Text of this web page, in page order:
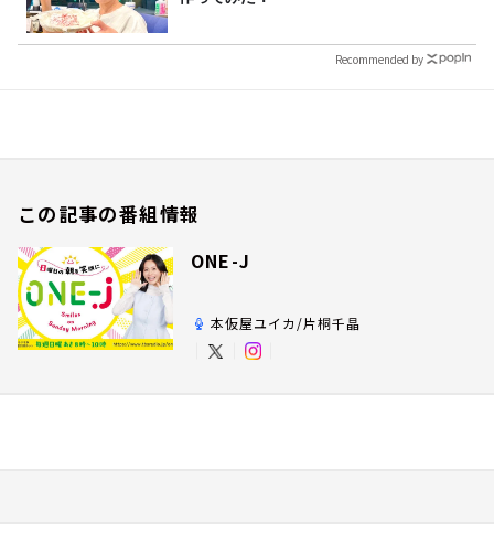
Recommended by
この記事の番組情報
ONE-J
本仮屋ユイカ/片桐千晶